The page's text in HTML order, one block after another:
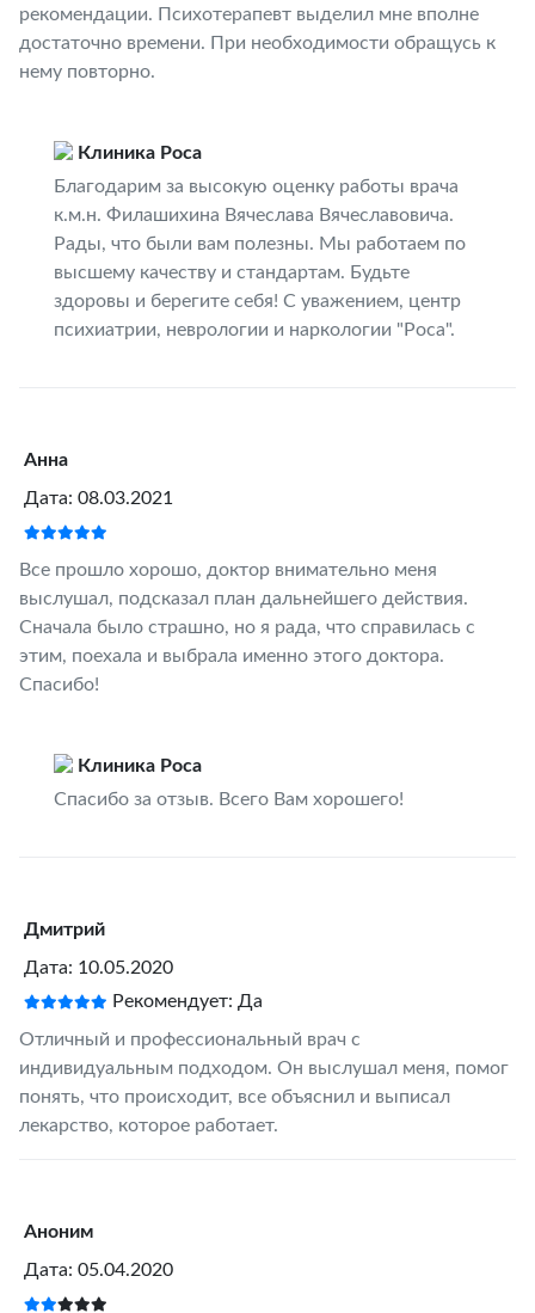
рекомендации. Психотерапевт выделил мне вполне
достаточно времени. При необходимости обращусь к
нему повторно.
Клиника Роса
Благодарим за высокую оценку работы врача
к.м.н. Филашихина Вячеслава Вячеславовича.
Рады, что были вам полезны. Мы работаем по
высшему качеству и стандартам. Будьте
здоровы и берегите себя! С уважением, центр
психиатрии, неврологии и наркологии "Роса".
Анна
Дата: 08.03.2021
Все прошло хорошо, доктор внимательно меня
выслушал, подсказал план дальнейшего действия.
Сначала было страшно, но я рада, что справилась с
этим, поехала и выбрала именно этого доктора.
Спасибо!
Клиника Роса
Спасибо за отзыв. Всего Вам хорошего!
Дмитрий
Дата: 10.05.2020
Рекомендует: Да
Отличный и профессиональный врач с
индивидуальным подходом. Он выслушал меня, помог
понять, что происходит, все объяснил и выписал
лекарство, которое работает.
Аноним
Дата: 05.04.2020